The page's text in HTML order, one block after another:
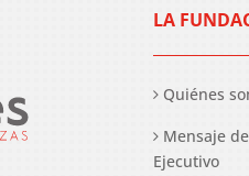
LA
Quiénes
Mensaje
Ejecutivo